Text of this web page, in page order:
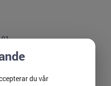
01
du vår